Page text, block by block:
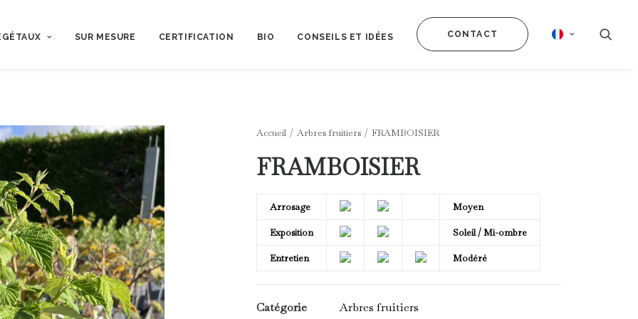
SUR MESURE CERTIFICATION BIO CONSEILS ET IDÉES CONTACT
Accueil Arbres fruitiers FRAMBOISIER
FRAMBOISIER
Arrosage Moyen
Exposition Soleil / Mi-ombre
Entretien Modéré
Catégorie Arbres fruitiers